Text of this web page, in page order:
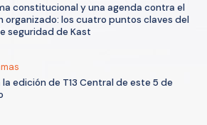
constitucional y una agenda contra el
organizado: los cuatro puntos claves del
seguridad de Kast
la edición de T13 Central de este 5 de